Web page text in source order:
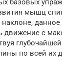
базовых
мышц
наклоне,
движение с
по всей их